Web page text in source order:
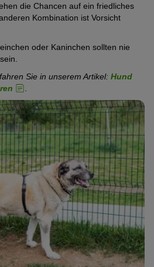
die Chancen auf ein friedliches
Kombination ist Vorsicht
oder Kaninchen sollten nie
Sie in unserem Artikel: Hund
.